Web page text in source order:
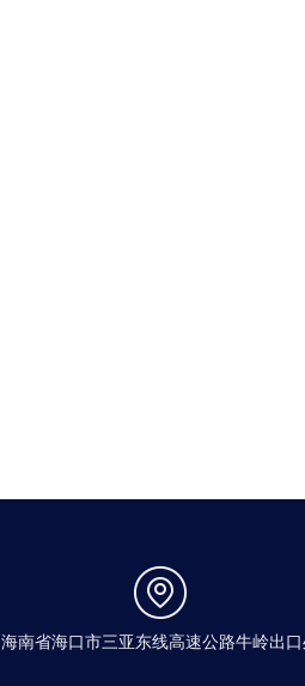
海南省海口市三亚东线高速公路牛岭出口